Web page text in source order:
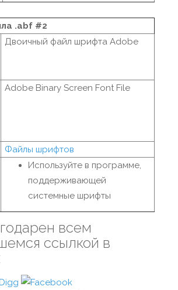
.abf #2
Двоичный файл шрифта Adobe
Adobe Binary Screen Font File
Файлы шрифтов
Используйте в программе,
поддерживающей
системные шрифты
всем
ссылкой в